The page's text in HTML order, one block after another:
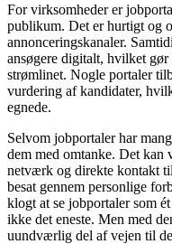
For virksomheder er
publikum. Det er hurtigt og
annonceringskanaler.
ansøgere digitalt, hvilket gør
strømlinet. Nogle portaler
vurdering af kandidater,
egnede.
Selvom jobportaler har
dem med omtanke. Det kan
netværk og direkte kontakt
besat gennem personlige
klogt at se jobportaler som
ikke det eneste. Men med
uundværlig del af vejen til